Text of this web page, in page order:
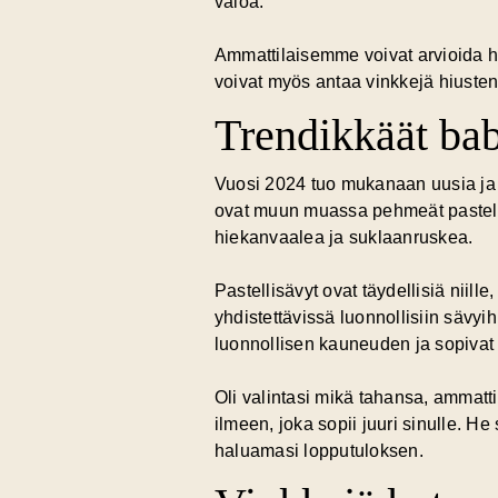
Ammattilaisemme voivat arvioida
voivat myös antaa vinkkejä
Trendikkäät
Vuosi 2024 tuo mukanaan uusia
ovat muun muassa pehmeät
hiekanvaalea ja suklaanruskea.
Pastellisävyt ovat täydellisiä
yhdistettävissä luonnollisiin
luonnollisen kauneuden ja
Oli valintasi mikä tahansa,
ilmeen, joka sopii juuri sinulle. He
haluamasi lopputuloksen.